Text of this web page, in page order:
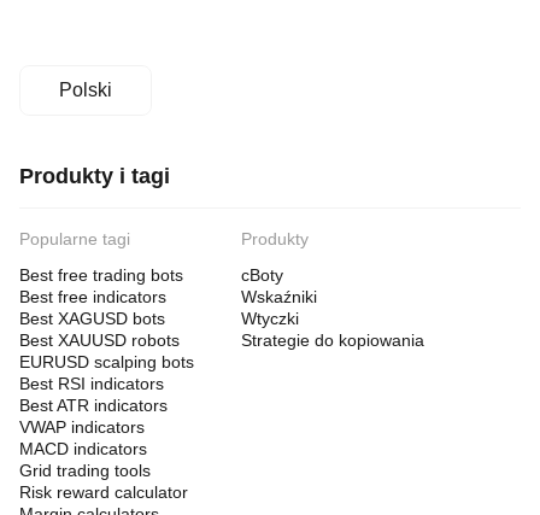
Polski
Produkty i tagi
Popularne tagi
Best free trading bots
Best free indicators
Best XAGUSD bots
Best XAUUSD robots
EURUSD scalping bots
Best RSI indicators
Best ATR indicators
VWAP indicators
MACD indicators
Grid trading tools
Risk reward calculator
Produkty
cBoty
Wskaźniki
Wtyczki
Strategie do kopiowania